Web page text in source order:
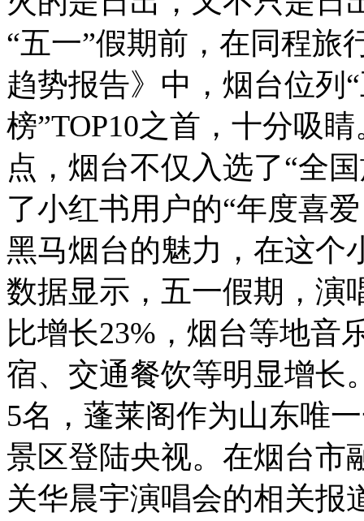
“五一”假期前，在同程旅
趋势报告》中，烟台位列
榜”TOP10之首，十分吸
点，烟台不仅入选了“全
了小红书用户的“年度喜
黑马烟台的魅力，在这个
数据显示，五一假期，演
比增长23%，烟台等地音
宿、交通餐饮等明显增长
5名，蓬莱阁作为山东唯
景区登陆央视。在烟台市
关华晨宇演唱会的相关报